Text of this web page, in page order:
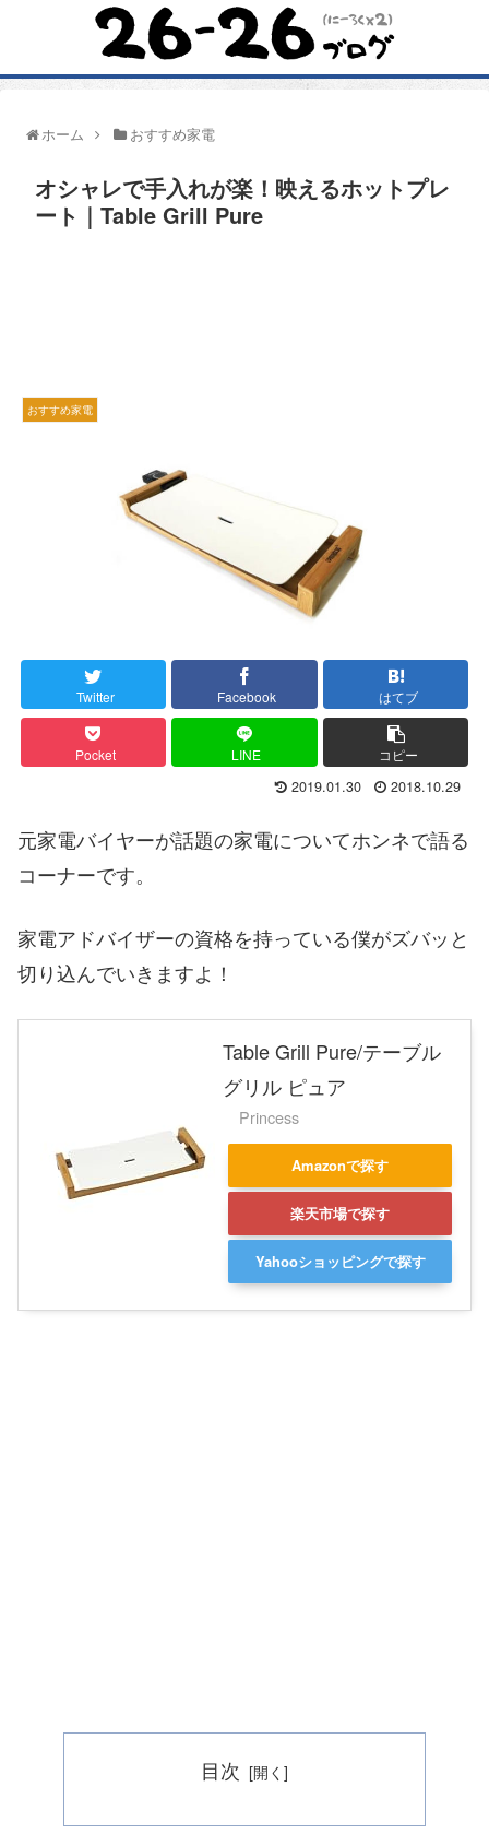
ホーム おすすめ家電
オシャレで手入れが楽！映えるホットプレ
ート｜Table Grill Pure
おすすめ家電
Twitter Facebook はてブ
Pocket LINE コピー
2019.01.30 2018.10.29
元家電バイヤーが話題の家電についてホンネで語る
コーナーです。
家電アドバイザーの資格を持っている僕がズバッと
切り込んでいきますよ！
Table Grill Pure/テーブル
グリル ピュア
Princess
Amazonで探す
楽天市場で探す
Yahooショッピングで探す
目次